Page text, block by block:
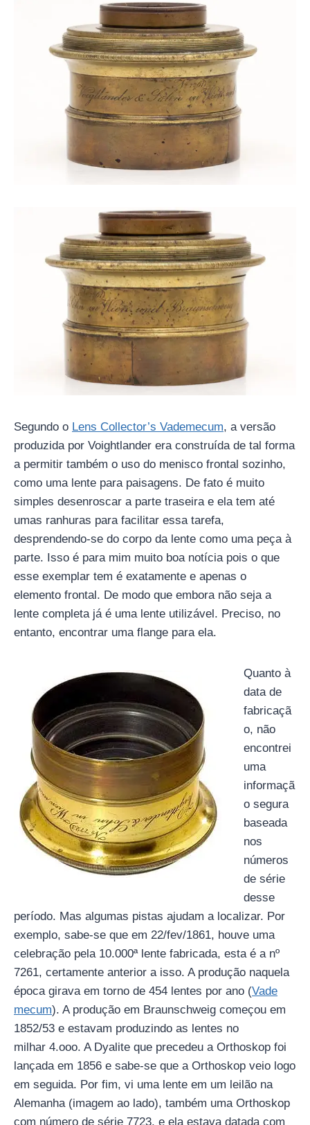
Segundo o Lens Collector’s Vademecum, a versão
produzida por Voightlander era construída de tal forma
a permitir também o uso do menisco frontal sozinho,
como uma lente para paisagens. De fato é muito
simples desenroscar a parte traseira e ela tem até
umas ranhuras para facilitar essa tarefa,
desprendendo-se do corpo da lente como uma peça à
parte. Isso é para mim muito boa notícia pois o que
esse exemplar tem é exatamente e apenas o
elemento frontal. De modo que embora não seja a
lente completa já é uma lente utilizável. Preciso, no
entanto, encontrar uma flange para ela.
Quanto à
data de
fabricaçã
o, não
encontrei
uma
informaçã
o segura
baseada
nos
números
de série
desse
período. Mas algumas pistas ajudam a localizar. Por
exemplo, sabe-se que em 22/fev/1861, houve uma
celebração pela 10.000ª lente fabricada, esta é a nº
7261, certamente anterior a isso. A produção naquela
época girava em torno de 454 lentes por ano (Vade
mecum). A produção em Braunschweig começou em
1852/53 e estavam produzindo as lentes no
milhar 4.ooo. A Dyalite que precedeu a Orthoskop foi
lançada em 1856 e sabe-se que a Orthoskop veio logo
em seguida. Por fim, vi uma lente em um leilão na
Alemanha (imagem ao lado), também uma Orthoskop
com número de série 7723, e ela estava datada com